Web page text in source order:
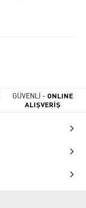
GÜVENLİ - ONLINE
ALIŞVERİŞ